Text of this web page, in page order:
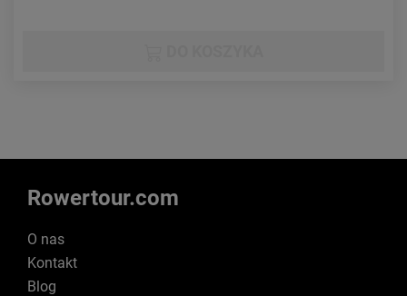
Rowertour.com
O nas
Kontakt
Blog